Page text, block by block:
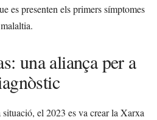
es presenten els primers símptomes
una aliança per a
el 2023 es va crear la Xarxa